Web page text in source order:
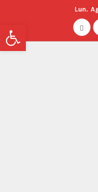
Lun.
Abrir barra